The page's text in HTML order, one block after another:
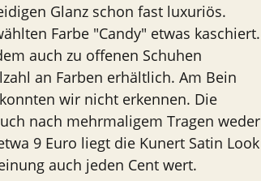
Glanz schon fast luxuriös.
Farbe "Candy" etwas kaschiert.
auch zu offenen Schuhen
an Farben erhältlich. Am Bein
wir nicht erkennen. Die
nach mehrmaligem Tragen weder
9 Euro liegt die Kunert Satin Look
auch jeden Cent wert.